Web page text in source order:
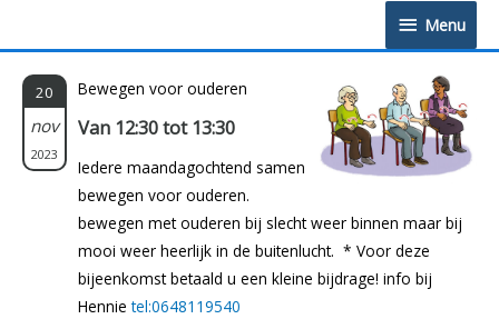
Menu
Menu
20
nov
2023
Bewegen voor ouderen
Van 12:30 tot 13:30
Iedere maandagochtend samen
bewegen voor ouderen.
bewegen met ouderen bij slecht weer binnen maar bij
mooi weer heerlijk in de buitenlucht. * Voor deze
bijeenkomst betaald u een kleine bijdrage! info bij
Hennietel:0648119540